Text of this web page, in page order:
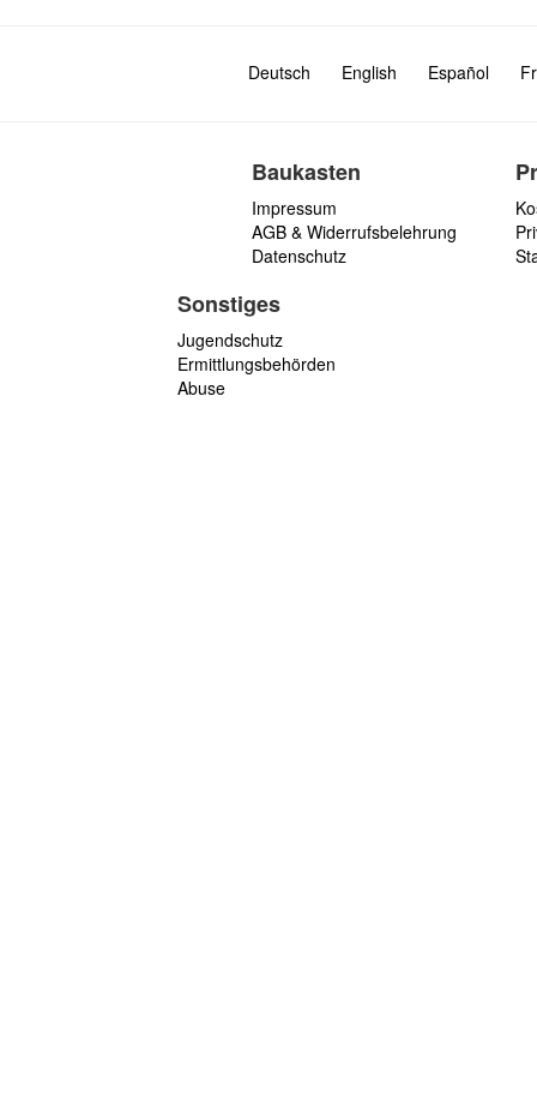
Deutsch English Español
Baukasten
Impressum
AGB & Widerrufsbelehrung
Datenschutz
Sonstiges
Jugendschutz
Ermittlungsbehörden
Abuse